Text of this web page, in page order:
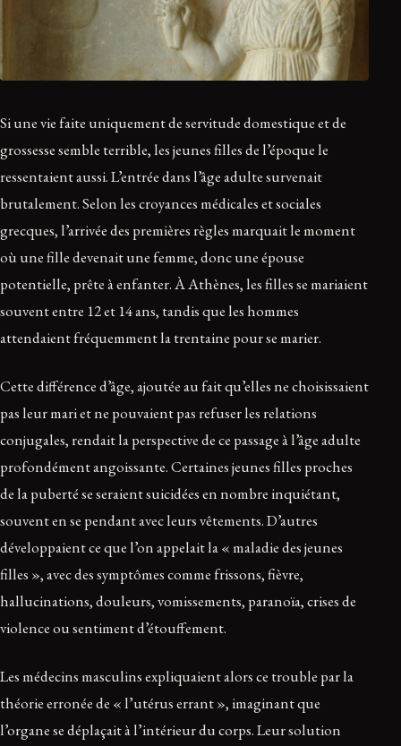
Si une vie faite uniquement de servitude domestique et de
grossesse semble terrible, les jeunes filles de l’époque le
ressentaient aussi. L’entrée dans l’âge adulte survenait
brutalement. Selon les croyances médicales et sociales
grecques, l’arrivée des premières règles marquait le moment
où une fille devenait une femme, donc une épouse
potentielle, prête à enfanter. À Athènes, les filles se mariaient
souvent entre 12 et 14 ans, tandis que les hommes
attendaient fréquemment la trentaine pour se marier.
Cette différence d’âge, ajoutée au fait qu’elles ne choisissaient
pas leur mari et ne pouvaient pas refuser les relations
conjugales, rendait la perspective de ce passage à l’âge adulte
profondément angoissante. Certaines jeunes filles proches
de la puberté se seraient suicidées en nombre inquiétant,
souvent en se pendant avec leurs vêtements. D’autres
développaient ce que l’on appelait la « maladie des jeunes
filles », avec des symptômes comme frissons, fièvre,
hallucinations, douleurs, vomissements, paranoïa, crises de
violence ou sentiment d’étouffement.
Les médecins masculins expliquaient alors ce trouble par la
théorie erronée de « l’utérus errant », imaginant que
l’organe se déplaçait à l’intérieur du corps. Leur solution